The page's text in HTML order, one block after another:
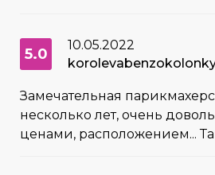
5.0
10.05.2022
Замечательная
несколько лет, очень
ценами, расположением...